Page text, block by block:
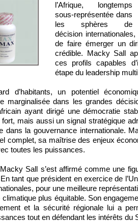
l’Afrique, longtemps
sous-représentée dans
les sphères de
décision internationales,
de faire émerger un
crédible. Macky Sall
ces profils capables
étape du leadership
d’habitants, un potentiel
marginalisée dans les grandes
ayant dirigé une démocratie
mais aussi un signal stratégique
dans la gouvernance internationale.
complet, sa maîtrise des enjeux
toutes les puissances.
Sall s’est affirmé comme une
tant que président en exercice de
pour une meilleure
plus équitable. Son
et la sécurité régionale lui a
tout en défendant les intérêts du